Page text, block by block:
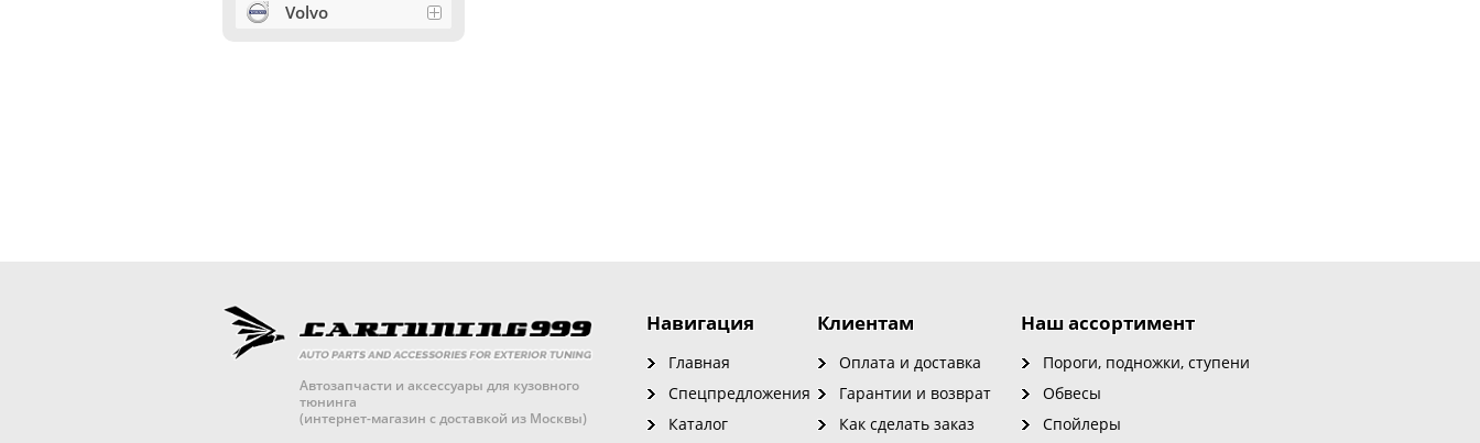
Volvo
Автозапчасти и аксессуары для кузовного
тюнинга
(интернет-магазин с доставкой из Москвы)
Наш ассортимент
Пороги, подножки, ступени
Обвесы
Спойлеры
Навигация
Главная
Спецпредложения
Каталог
Клиентам
Оплата и доставка
Гарантии и возврат
Как сделать заказ